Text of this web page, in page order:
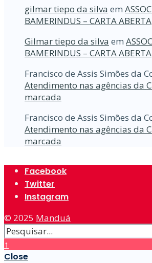
gilmar tiepo da silva em
BAMERINDUS – CARTA ABERTA
Gilmar tiepo da silva em
BAMERINDUS – CARTA ABERTA
Francisco de Assis Simões da
Atendimento nas agências da
marcada
Francisco de Assis Simões da
Atendimento nas agências da
marcada
Facebook
Twitter
Instagram
© 2025 Manduá
↑
Close